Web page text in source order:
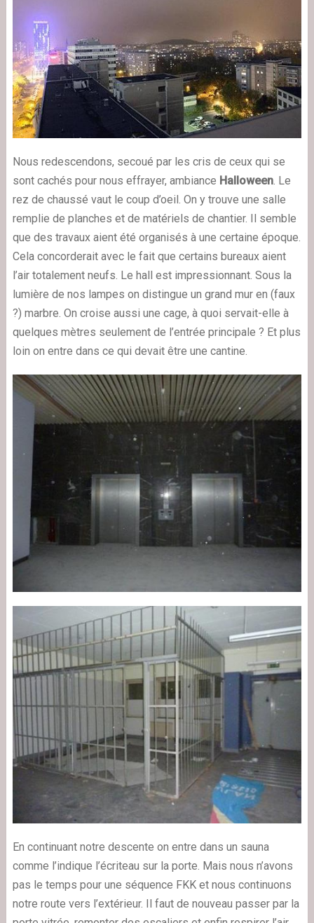
Nous redescendons, secoué par les cris de ceux qui se
sont cachés pour nous effrayer, ambiance Halloween. Le
rez de chaussé vaut le coup d’oeil. On y trouve une salle
remplie de planches et de matériels de chantier. Il semble
que des travaux aient été organisés à une certaine époque.
Cela concorderait avec le fait que certains bureaux aient
l’air totalement neufs. Le hall est impressionnant. Sous la
lumière de nos lampes on distingue un grand mur en (faux
?) marbre. On croise aussi une cage, à quoi servait-elle à
quelques mètres seulement de l’entrée principale ? Et plus
loin on entre dans ce qui devait être une cantine.
En continuant notre descente on entre dans un sauna
comme l’indique l’écriteau sur la porte. Mais nous n’avons
pas le temps pour une séquence FKK et nous continuons
notre route vers l’extérieur. Il faut de nouveau passer par la